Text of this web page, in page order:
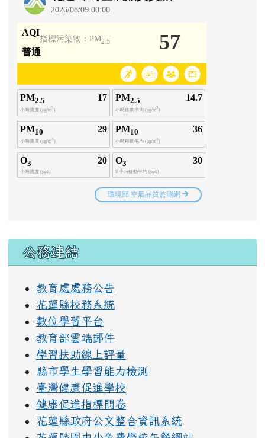
右邊區域內容
公務連結
教育處處務公告
花蓮縣校務系統
數位學習平台
教育部雲端郵件
學習扶助線上評量
縣市學生學習能力檢測
臺灣健康促進學校
健康促進指標問卷
花蓮縣政府公文整合資訊系統